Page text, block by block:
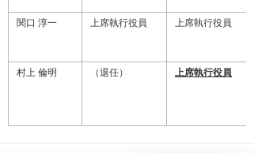
関口 淳一 上席執行役員 上席執行役員
村上 倫明 （退任） 上席執行役員